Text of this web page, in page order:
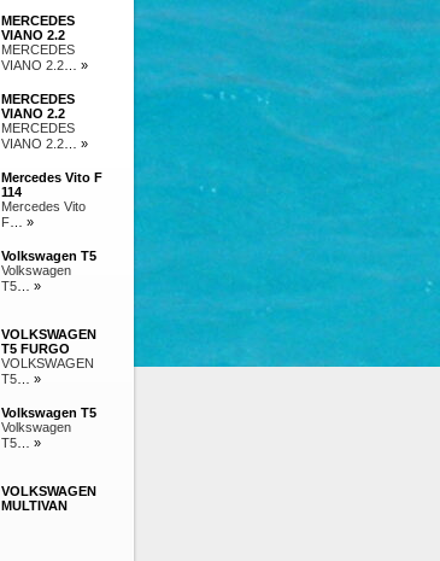
MERCEDES
VIANO 2.2
MERCEDES
VIANO 2.2 … »
MERCEDES
VIANO 2.2
MERCEDES
VIANO 2.2 … »
Mercedes Vito F
114
Mercedes Vito
F … »
Volkswagen T5
Volkswagen
T5 … »
VOLKSWAGEN
T5 FURGO
VOLKSWAGEN
T5 … »
Volkswagen T5
Volkswagen
T5 … »
VOLKSWAGEN
MULTIVAN